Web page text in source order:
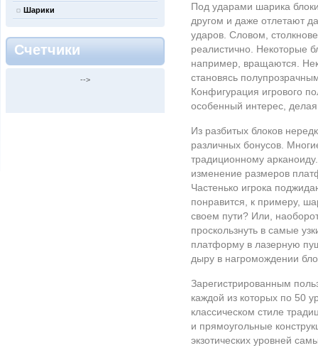
Шарики
Счетчики
-->
Под ударами шарика
другом и даже отлетают
ударов. Словом,
реалистично. Некоторые
например, вращаются.
становясь
Конфигурация игрового
особенный интерес,
Из разбитых блоков
различных бонусов.
традиционному
изменение размеров
Частенько игрока
понравится, к примеру,
своем пути? Или,
проскользнуть в самые
платформу в лазерную
дыру в нагромождении
Зарегистрированным
каждой из которых по 50
классическом стиле
и прямоугольные
экзотических уровней